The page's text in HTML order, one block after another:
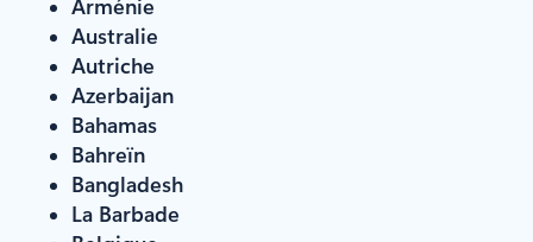
Arménie
Australie
Autriche
Azerbaijan
Bahamas
Bahreïn
Bangladesh
La Barbade